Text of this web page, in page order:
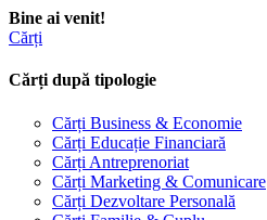
Bine ai venit!
Cărți
Cărți după tipologie
Cărți Business & Economie
Cărți Educație Financiară
Cărți Antreprenoriat
Cărți Marketing & Comunicare
Cărți Dezvoltare Personală